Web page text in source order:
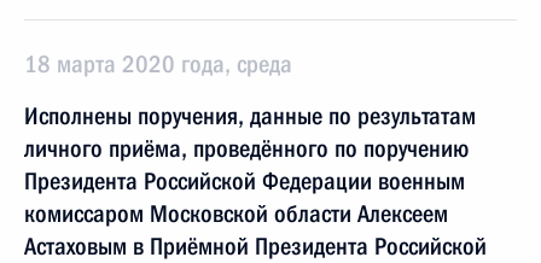
18 марта 2020 года, среда
Исполнены поручения, данные по результатам
личного приёма, проведённого по поручению
Президента Российской Федерации военным
комиссаром Московской области Алексеем
Астаховым в Приёмной Президента Российской